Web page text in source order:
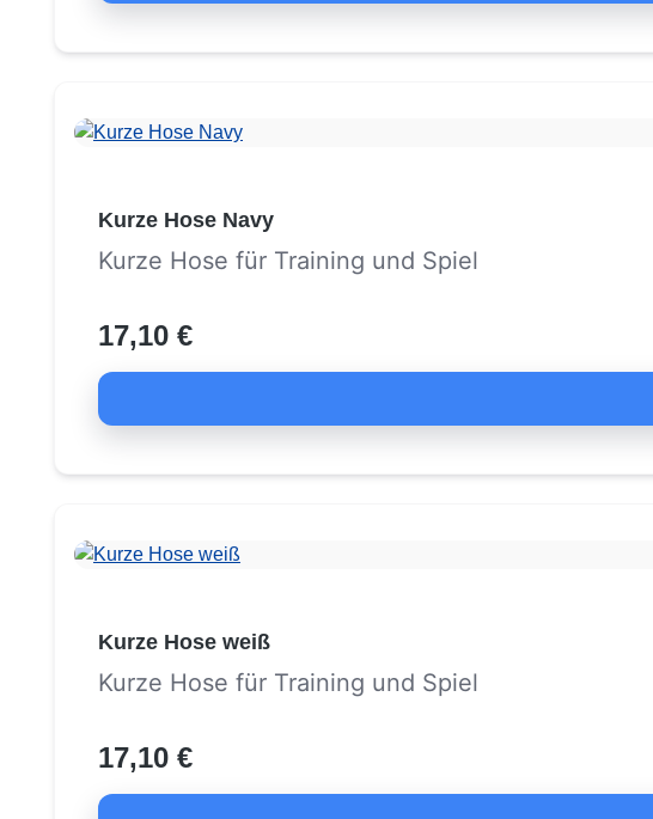
Kurze Hose Navy
Kurze Hose für Training und Spiel
17,10 €
Kurze Hose weiß
Kurze Hose für Training und Spiel
17,10 €